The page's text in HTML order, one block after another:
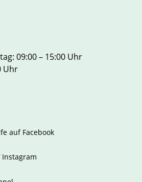
09:00 – 15:00 Uhr
Uhr
auf Facebook
Instagram